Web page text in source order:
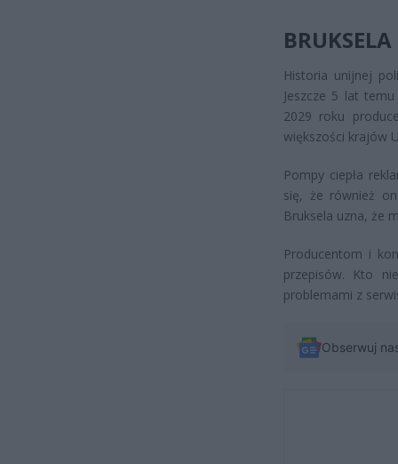
Historia unijnej
Jeszcze 5 lat
2029 roku
większości krajów
Pompy ciepła
się, że również
Bruksela uzna, że
Producentom i
przepisów. Kto
problemami z
Obserwuj